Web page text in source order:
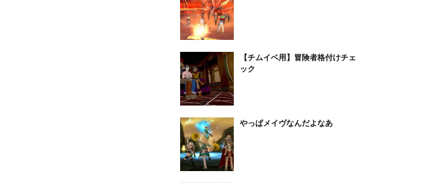
【チムイベ用】冒険者格付けチェ
ック
やっぱメイヴなんだよなあ